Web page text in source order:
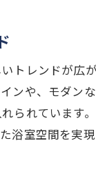
スルームの導入
ドリーなリフ
ワーヘッドの
トレンドが広
ンや、モダン
られています
浴室空間を実